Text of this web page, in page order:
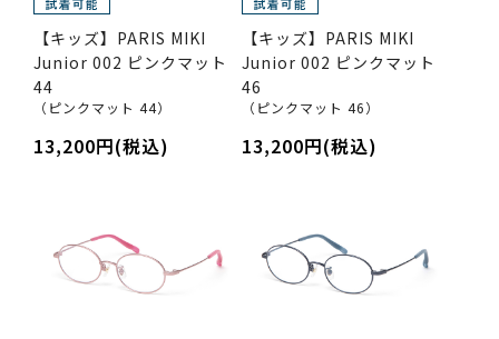
【キッズ】PARIS MIKI
Junior 002 ピンクマット
44
（ピンクマット 44）
13,200円(税込)
【キッズ】PARIS MIKI
Junior 002 ピンクマット
46
（ピンクマット 46）
13,200円(税込)